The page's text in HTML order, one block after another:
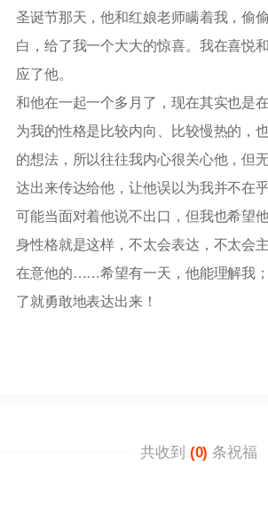
圣诞节那天，他和红娘老师瞒着我，偷
白，给了我一个大大的惊喜。我在喜悦
应了他。
和他在一起一个多月了，现在其实也是
为我的性格是比较内向、比较慢热的，
的想法，所以往往我内心很关心他，但
达出来传达给他，让他误以为我并不在
可能当面对着他说不出口，但我也希望
身性格就是这样，不太会表达，不太会
在意他的……希望有一天，他能理解我
了就勇敢地表达出来！
共收到 (0) 条祝福